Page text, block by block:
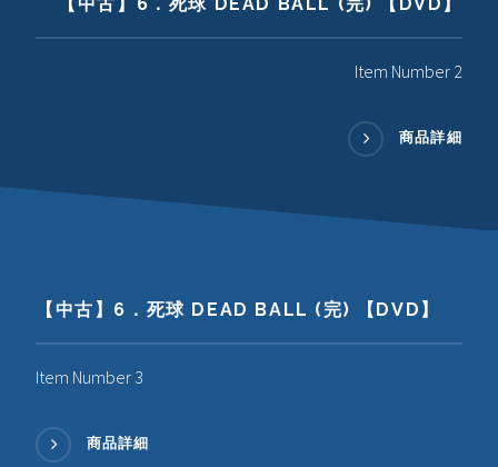
Item Number 2
商品詳細
【中古】6．死球 DEAD BALL (完) 【DVD】
Item Number 3
商品詳細